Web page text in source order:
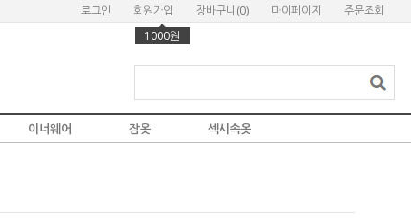
로그인
회원가입
1000원
장바구니(0) 마이페이지 주문조회
이너웨어 잠옷 섹시속옷